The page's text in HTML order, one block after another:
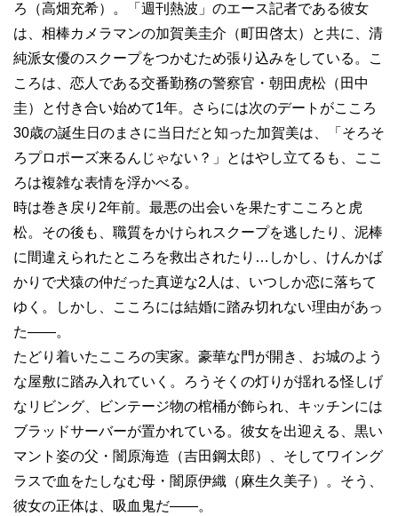
ろ（高畑充希）。「週刊熱波」のエース記者である彼女
は、相棒カメラマンの加賀美圭介（町田啓太）と共に、清
純派女優のスクープをつかむため張り込みをしている。こ
ころは、恋人である交番勤務の警察官・朝田虎松（田中
圭）と付き合い始めて1年。さらには次のデートがこころ
30歳の誕生日のまさに当日だと知った加賀美は、「そろそ
ろプロポーズ来るんじゃない？」とはやし立てるも、ここ
ろは複雑な表情を浮かべる。
時は巻き戻り2年前。最悪の出会いを果たすこころと虎
松。その後も、職質をかけられスクープを逃したり、泥棒
に間違えられたところを救出されたり…しかし、けんかば
かりで犬猿の仲だった真逆な2人は、いつしか恋に落ちて
ゆく。しかし、こころには結婚に踏み切れない理由があっ
た――。
たどり着いたこころの実家。豪華な門が開き、お城のよう
な屋敷に踏み入れていく。ろうそくの灯りが揺れる怪しげ
なリビング、ビンテージ物の棺桶が飾られ、キッチンには
ブラッドサーバーが置かれている。彼女を出迎える、黒い
マント姿の父・闇原海造（吉田鋼太郎）、そしてワイング
ラスで血をたしなむ母・闇原伊織（麻生久美子）。そう、
彼女の正体は、吸血鬼だ――。